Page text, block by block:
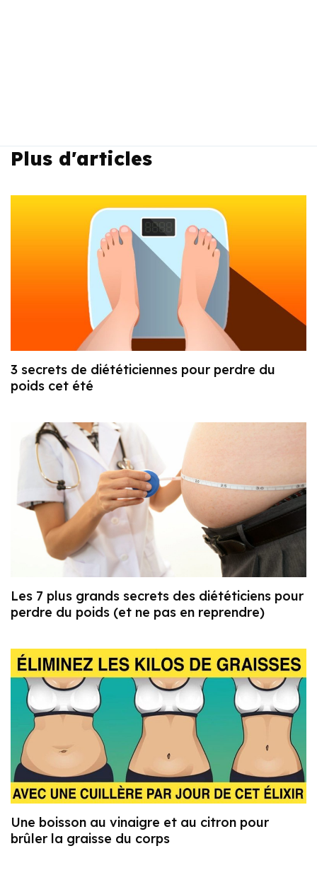
Plus d'articles
3 secrets de diététiciennes pour perdre du
poids cet été
Les 7 plus grands secrets des diététiciens pour
perdre du poids (et ne pas en reprendre)
Une boisson au vinaigre et au citron pour
brûler la graisse du corps